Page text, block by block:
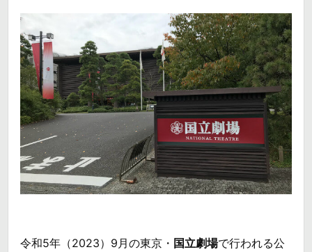
令和5年（2023）9月の東京・ 国立劇場で行われる公